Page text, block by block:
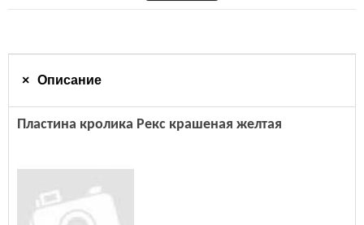
Описание
Пластина кролика Рекс крашеная желтая